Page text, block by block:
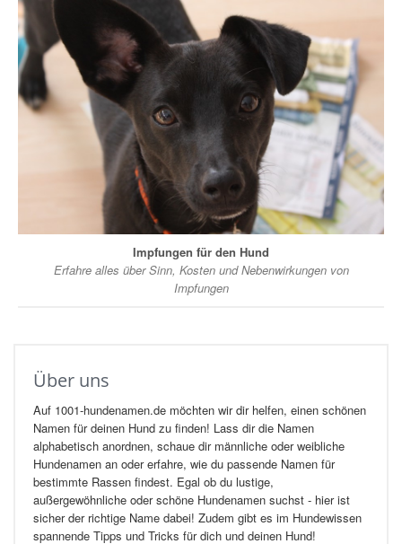
Impfungen für den Hund
Erfahre alles über Sinn, Kosten und Nebenwirkungen von
Impfungen
Über uns
Auf 1001-hundenamen.de möchten wir dir helfen, einen schönen
Namen für deinen Hund zu finden! Lass dir die Namen
alphabetisch anordnen, schaue dir männliche oder weibliche
Hundenamen an oder erfahre, wie du passende Namen für
bestimmte Rassen findest. Egal ob du lustige,
außergewöhnliche oder schöne Hundenamen suchst - hier ist
sicher der richtige Name dabei! Zudem gibt es im Hundewissen
spannende Tipps und Tricks für dich und deinen Hund!